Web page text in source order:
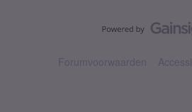
Forumvoorwaarden